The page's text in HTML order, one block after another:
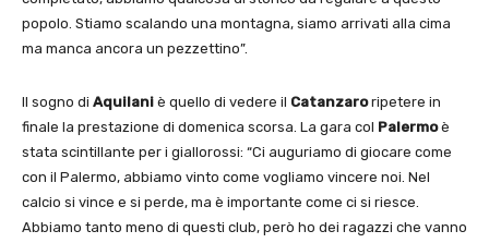
popolo. Stiamo scalando una montagna, siamo arrivati alla cima
ma manca ancora un pezzettino”.
Il sogno di Aquilani è quello di vedere il Catanzaroripetere in
finale la prestazione di domenica scorsa. La gara col Palermoè
stata scintillante per i giallorossi: “Ci auguriamo di giocare come
con il Palermo, abbiamo vinto come vogliamo vincere noi. Nel
calcio si vince e si perde, ma è importante come ci si riesce.
Abbiamo tanto meno di questi club, però ho dei ragazzi che vanno